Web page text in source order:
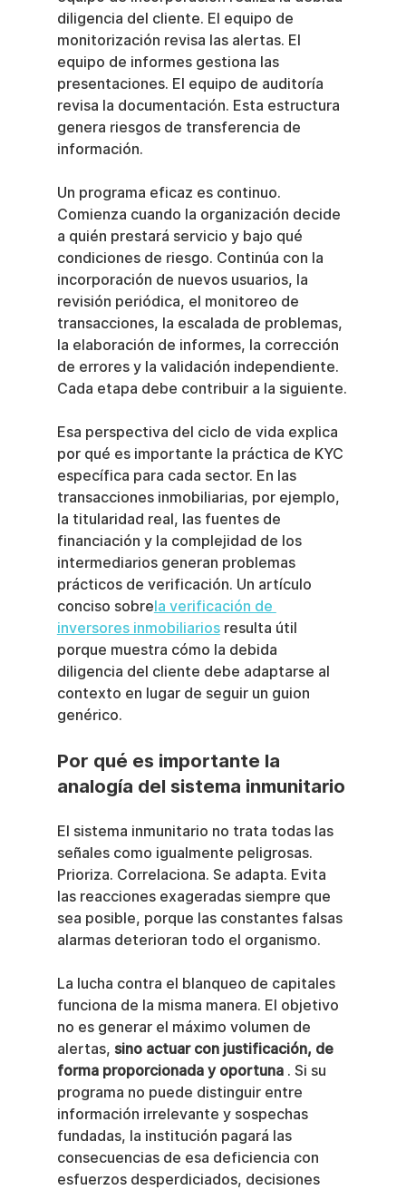
diligencia del cliente. El equipo de
monitorización revisa las alertas. El
equipo de informes gestiona las
presentaciones. El equipo de auditoría
revisa la documentación. Esta estructura
genera riesgos de transferencia de
información.
Un programa eficaz es continuo.
Comienza cuando la organización decide
a quién prestará servicio y bajo qué
condiciones de riesgo. Continúa con la
incorporación de nuevos usuarios, la
revisión periódica, el monitoreo de
transacciones, la escalada de problemas,
la elaboración de informes, la corrección
de errores y la validación independiente.
Cada etapa debe contribuir a la siguiente.
Esa perspectiva del ciclo de vida explica
por qué es importante la práctica de KYC
específica para cada sector. En las
transacciones inmobiliarias, por ejemplo,
la titularidad real, las fuentes de
financiación y la complejidad de los
intermediarios generan problemas
prácticos de verificación. Un artículo
conciso sobre la verificación de
inversores inmobiliarios resulta útil
porque muestra cómo la debida
diligencia del cliente debe adaptarse al
contexto en lugar de seguir un guion
genérico.
Por qué es importante la
analogía del sistema inmunitario
El sistema inmunitario no trata todas las
señales como igualmente peligrosas.
Prioriza. Correlaciona. Se adapta. Evita
las reacciones exageradas siempre que
sea posible, porque las constantes falsas
alarmas deterioran todo el organismo.
La lucha contra el blanqueo de capitales
funciona de la misma manera. El objetivo
no es generar el máximo volumen de
alertas, sino actuar con justificación, de
forma proporcionada y oportuna . Si su
programa no puede distinguir entre
información irrelevante y sospechas
fundadas, la institución pagará las
consecuencias de esa deficiencia con
esfuerzos desperdiciados, decisiones